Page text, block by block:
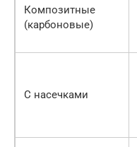
Композитные
(карбоновые)
С насечками